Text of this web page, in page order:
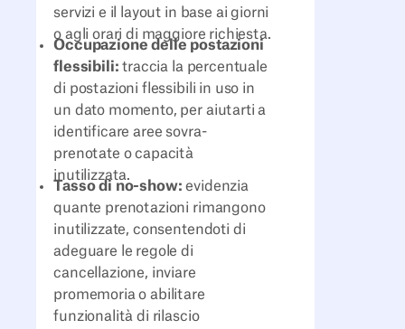
servizi e il layout in base ai giorni
o agli orari di maggiore richiesta.
Occupazione delle postazioni
flessibili: traccia la percentuale
di postazioni flessibili in uso in
un dato momento, per aiutarti a
identificare aree sovra-
prenotate o capacità
inutilizzata.
Tasso di no-show:evidenzia
quante prenotazioni rimangono
inutilizzate, consentendoti di
adeguare le regole di
cancellazione, inviare
promemoria o abilitare
funzionalità di rilascio